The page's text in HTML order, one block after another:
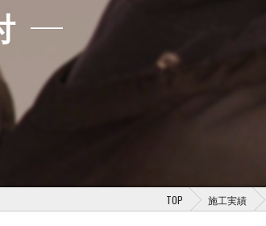
TOP 施工実績